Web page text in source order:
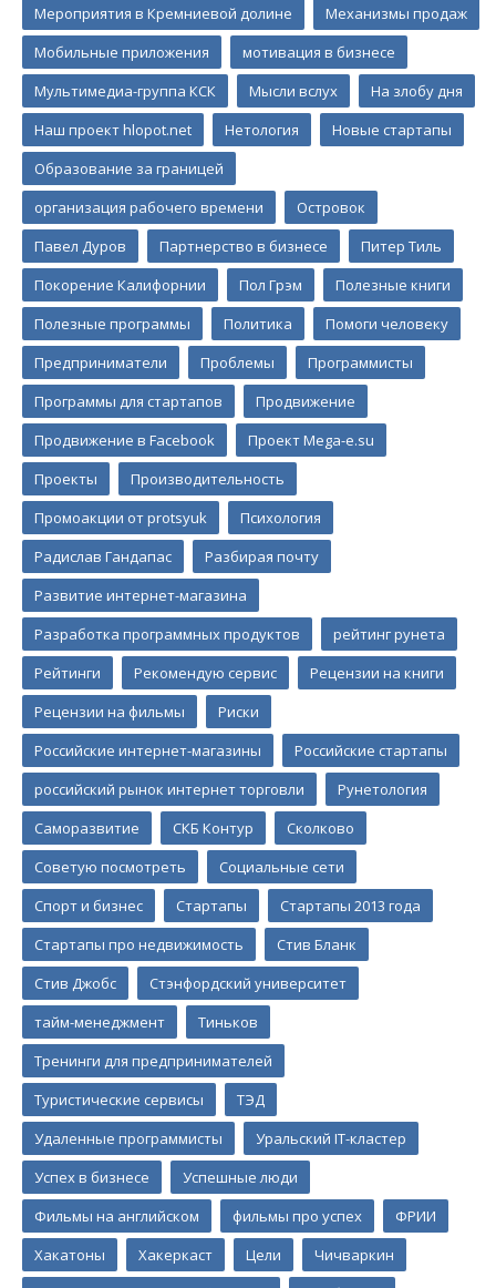
Мероприятия в Кремниевой долине
Механизмы продаж
Мобильные приложения
мотивация в бизнесе
Мультимедиа-группа КСК
Мысли вслух
На злобу дня
Наш проект hlopot.net
Нетология
Новые стартапы
Образование за границей
организация рабочего времени
Островок
Павел Дуров
Партнерство в бизнесе
Питер Тиль
Покорение Калифорнии
Пол Грэм
Полезные книги
Полезные программы
Политика
Помоги человеку
Предприниматели
Проблемы
Программисты
Программы для стартапов
Продвижение
Продвижение в Facebook
Проект Mega-e.su
Проекты
Производительность
Промоакции от protsyuk
Психология
Радислав Гандапас
Разбирая почту
Развитие интернет-магазина
Разработка программных продуктов
рейтинг рунета
Рейтинги
Рекомендую сервис
Рецензии на книги
Рецензии на фильмы
Риски
Российские интернет-магазины
Российские стартапы
российский рынок интернет торговли
Рунетология
Саморазвитие
СКБ Контур
Сколково
Советую посмотреть
Социальные сети
Спорт и бизнес
Стартапы
Стартапы 2013 года
Стартапы про недвижимость
Стив Бланк
Стив Джобс
Стэнфордский университет
тайм-менеджмент
Тиньков
Тренинги для предпринимателей
Туристические сервисы
ТЭД
Удаленные программисты
Уральский IT-кластер
Успех в бизнесе
Успешные люди
Фильмы на английском
фильмы про успех
ФРИИ
Хакатоны
Хакеркаст Цели
Чичваркин